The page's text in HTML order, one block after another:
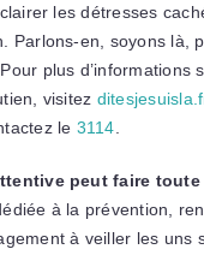
les détresses
Parlons-en, soyons là,
plus d’informations
visitez
le 3114
peut faire
à la prévention,
à veiller les uns